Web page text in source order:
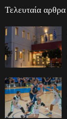
Τελευταία αρθρα